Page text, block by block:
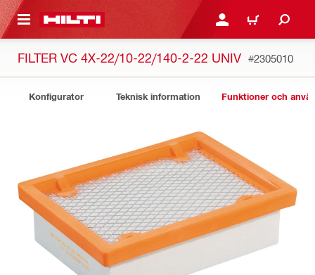
GÅ TILL HUVUDSIDAN LOGGA IN ELLER
VARUKORG
FILTER VC 4X-22/10-22/140-2-22 UNIV #2305010
Konfigurator Teknisk information Funktioner och